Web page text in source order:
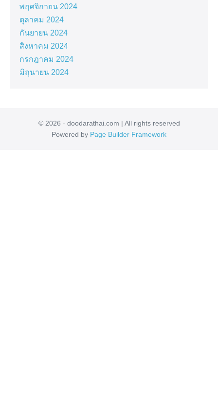
พฤศจิกายน 2024
ตุลาคม 2024
กันยายน 2024
สิงหาคม 2024
กรกฎาคม 2024
มิถุนายน 2024
© 2026 - doodarathai.com | All rights reserved
Powered by Page Builder Framework